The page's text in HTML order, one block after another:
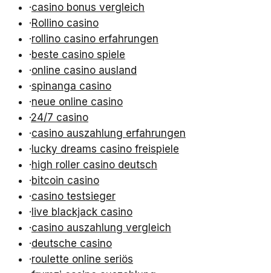
·casino bonus vergleich
·Rollino casino
·rollino casino erfahrungen
·beste casino spiele
·online casino ausland
·spinanga casino
·neue online casino
·24/7 casino
·casino auszahlung erfahrungen
·lucky dreams casino freispiele
·high roller casino deutsch
·bitcoin casino
·casino testsieger
·live blackjack casino
·casino auszahlung vergleich
·deutsche casino
·roulette online seriös